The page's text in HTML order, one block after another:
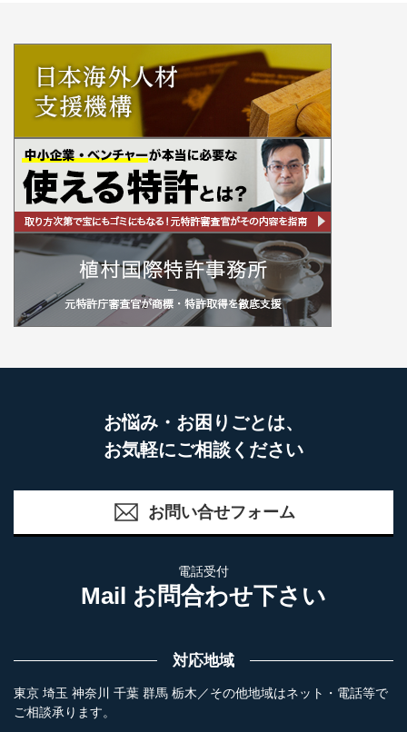
お悩み・お困りごとは、
お気軽にご相談ください
お問い合せフォーム
電話受付
Mail お問合わせ下さい
対応地域
東京 埼玉 神奈川 千葉 群馬 栃木／その他地域はネット・電話等で
ご相談承ります。